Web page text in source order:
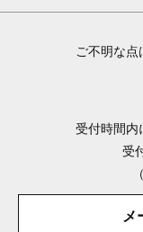
ご不明な
受付時間内
受
メ